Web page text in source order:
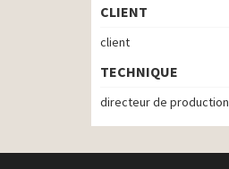
CLIENT
client
TECHNIQUE
directeur de production